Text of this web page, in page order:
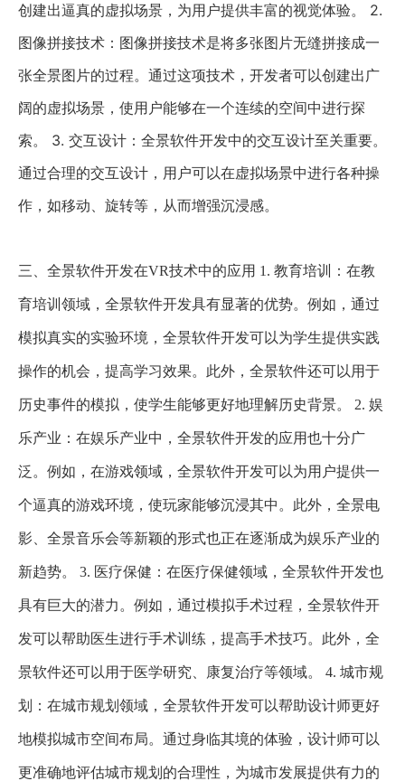
创建出逼真的虚拟场景，为用户提供丰富的视觉体验。 2.
图像拼接技术：图像拼接技术是将多张图片无缝拼接成一
张全景图片的过程。通过这项技术，开发者可以创建出广
阔的虚拟场景，使用户能够在一个连续的空间中进行探
索。 3. 交互设计：全景软件开发中的交互设计至关重要。
通过合理的交互设计，用户可以在虚拟场景中进行各种操
作，如移动、旋转等，从而增强沉浸感。
三、 全景软件开发在VR技术中的应用 1. 教育培训：在教
育培训领域，全景软件开发具有显著的优势。例如，通过
模拟真实的实验环境，全景软件开发可以为学生提供实践
操作的机会，提高学习效果。此外，全景软件还可以用于
历史事件的模拟，使学生能够更好地理解历史背景。 2. 娱
乐产业：在娱乐产业中，全景软件开发的应用也十分广
泛。例如，在游戏领域，全景软件开发可以为用户提供一
个逼真的游戏环境，使玩家能够沉浸其中。此外，全景电
影、全景音乐会等新颖的形式也正在逐渐成为娱乐产业的
新趋势。 3. 医疗保健：在医疗保健领域，全景软件开发也
具有巨大的潜力。例如，通过模拟手术过程，全景软件开
发可以帮助医生进行手术训练，提高手术技巧。此外，全
景软件还可以用于医学研究、康复治疗等领域。 4. 城市规
划：在城市规划领域，全景软件开发可以帮助设计师更好
地模拟城市空间布局。通过身临其境的体验，设计师可以
更准确地评估城市规划的合理性，为城市发展提供有力的